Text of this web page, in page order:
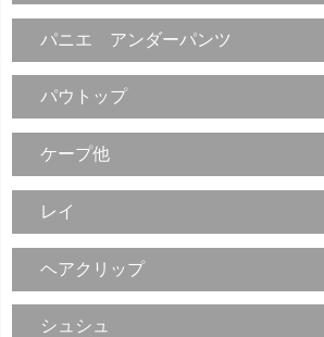
パニエ アンダーパンツ
パウトップ
ケープ他
レイ
ヘアクリップ
シュシュ